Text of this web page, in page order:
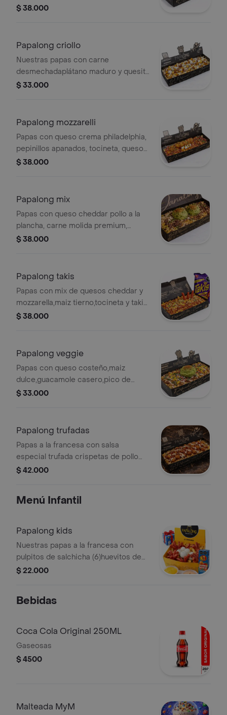
palitos apanados de queso
$ 38.000
Papalong criollo
Nuestras papas con carne
desmechadaplátano maduro y quesito
rayado.salsas de la casa mostaza
$ 33.000
Papalong mozzarelli
Papas con queso crema philadelphia,
pepinillos apanados, tocineta, queso
cheddar, salsa mayo ahumada, honey
$ 38.000
Papalong mix
Papas con queso cheddar pollo a la
plancha, carne molida premium,
guacamole casero , salsas de la casa
$ 38.000
Papalong takis
Papas con mix de quesos cheddar y
mozzarella,maiz tierno,tocineta y takis
molidos.salsas de la casa maiz dulce y
$ 38.000
Papalong veggie
Papas con queso costeño,maiz
dulce,guacamole casero,pico de
gallo,cebolla frita tostada y salsas de
$ 33.000
Papalong trufadas
Papas a la francesa con salsa
especial trufada crispetas de pollo
apanado tocineta aceite de trufa
$ 42.000
Menú Infantil
Papalong kids
Nuestras papas a la francesa con
pulpitos de salchicha (6)huevitos de
codorniz (4) y salsas de la casa
$ 22.000
Bebidas
Coca Cola Original 250ML
Gaseosas
$ 4500
Malteada MyM